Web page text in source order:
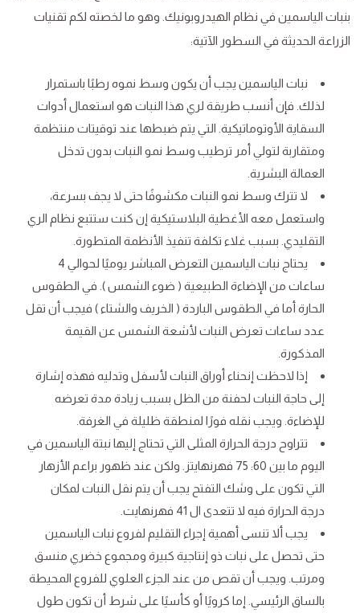
بنبات الياسمين في نظام الهيدروبونيك. وهو ما لخصته لكم تقنيات
الزراعة الحديثة في السطور الآتية:
نبات الياسمين يجب أن يكون وسط نموه رطبًا باستمرار
لذلك. فإن أنسب طريقة لري هذا النبات هو استعمال أدوات
السقاية الأوتوماتيكية. التي يتم ضبطها عند توقيتات منتظمة
ومتقاربة لتولي أمر ترطيب وسط نمو النبات بدون تدخل
العمالة البشرية.
لا تترك وسط نمو النبات مكشوفًا حتى لا يجف بسرعة،
واستعمل معه الأغطية البلاستيكية إن كنت ستتبع نظام الري
التقليدي. بسبب غلاء تكلفة تنفيذ الأنظمة المتطورة.
يحتاج نبات الياسمين التعرض المباشر يوميًا لحوالي 4
ساعات من الإضاءة الطبيعية ( ضوء الشمس ). في الطقوس
الحارة أما في الطقوس الباردة ( الخريف والشتاء ) فيجب أن تقل
عدد ساعات تعرض النبات لأشعة الشمس عن القيمة
المذكورة.
إذا لاحظت إنحناء أوراق النبات لأسفل وتدليه فهذه إشارة
إلى حاجة النبات لحفنة من الظل بسبب زيادة مدة تعرضه
للإضاءة. ويجب نقله فورًا لمنطقة ظليلة في الغرفة.
تتراوح درجة الحرارة المثلى التي تحتاج إليها نبتة الياسمين في
اليوم ما بين 60: 75 فهرنهايتز. ولكن عند ظهور براعم الأزهار
التي تكون على وشك التفتح يجب أن يتم نقل النبات لمكان
درجة الحرارة فيه لا تتعدى ال 41 فهرنهايت.
يجب ألا تنسى أهمية إجراء التقليم لفروع نبات الياسمين
حتى تحصل على نبات ذو إنتاجية كبيرة ومجموع خضري منسق
ومرتب. ويجب أن تقص من عند الجزء العلوي للفروع المحيطة
بالساق الرئيسي. إما كرويًا أو كأسيًا على شرط أن تكون طول